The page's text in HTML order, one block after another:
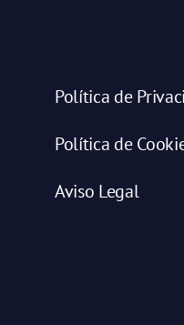
Política de
Política de
Aviso Legal